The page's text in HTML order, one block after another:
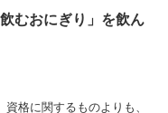
むおにぎり」を飲ん
格に関するものよりも、